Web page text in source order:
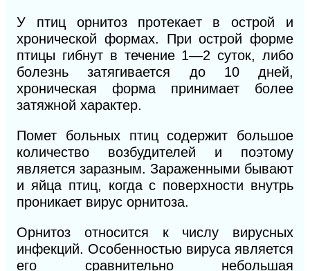
У птиц орнитоз протекает в острой и
хронической формах. При острой форме
птицы гибнут в течение 1—2суток, либо
болезнь затягивается до 10 дней,
хроническая форма принимает более
затяжной характер.
Помет больных птиц содержит большое
количество возбудителей и поэтому
является заразным. Зараженными бывают
и яйца птиц, когда с поверхности внутрь
проникает вирус орнитоза.
Орнитоз относится к числу вирусных
инфекций. Особенностью вируса является
его сравнительно небольшая